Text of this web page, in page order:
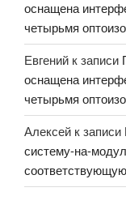
оснащена
четырьмя
Евгений к записи
оснащена
четырьмя
Алексей к записи
систему-на-